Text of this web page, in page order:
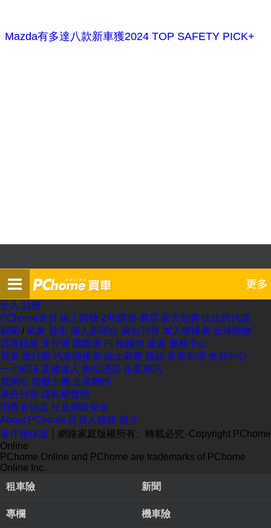
Mazda有多達八款新車獲2024 TOP SAFETY PICK+
登入 註冊
PChome首頁 線上購物 24h購物 書店 露天拍賣 比比昂代購
新聞 / 氣象 股市 個人新聞台 廣告刊登 加入聯播網 全球購物
買賣租屋 支付連 國際連 Pi 拍錢包 旅遊 服務中心
買車 旅行團 汽車險推薦 線上麻將 雜誌 星座命理 會員中心
一元簡訊 直播達人 數位憑證 企業簡訊
買網址 虛擬主機 企業郵件
廣告刊登 隱私權聲明
消費者保護 兒童網路安全
About PChome 投資人聯絡 徵才
著作權保護 ｜網路家庭版權所有、轉載必究 ‧Copyright PChome
Online
PChome Online and PChome are trademarks of PChome
Online Inc.
租車險
新聞
專欄 機車險